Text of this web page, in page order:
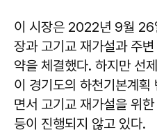
이 시장은 2022년 9월 26
장과 고기교 재가설과 주
약을 체결했다. 하지만 선
이 경기도의 하천기본계획
면서 고기교 재가설을 위
등이 진행되지 않고 있다.